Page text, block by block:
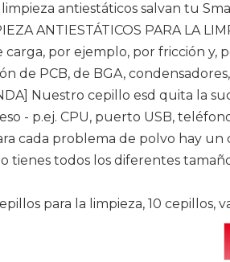
antiestáticos salvan tu
ANTIESTÁTICOS PARA LA
carga, por ejemplo, por fricción
de PCB, de BGA,
Nuestro cepillo esd quita la
- p.ej. CPU, puerto USB,
cada problema de polvo hay
tienes todos los diferentes
para la limpieza, 10 cepillos,